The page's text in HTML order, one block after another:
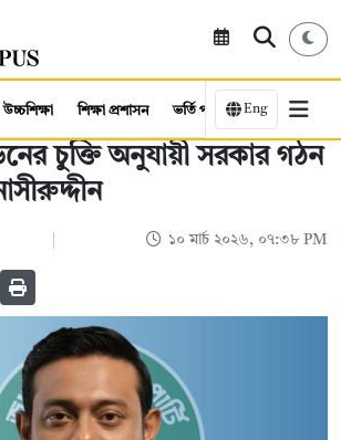
উচ্চশিক্ষা শিক্ষা প্রশাসন ভর্তি পরীক্ষা কর্মসংস্থান
Eng
চুক্তি অনুযায়ী সরকার গঠন
১০ মার্চ ২০২৬, ০৭:৩৮ PM